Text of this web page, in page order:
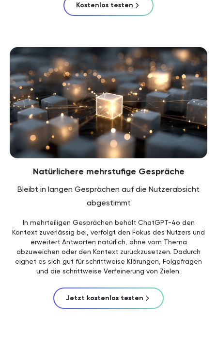
Kostenlos testen
Natürlichere mehrstufige Gespräche
Bleibt in langen Gesprächen auf die Nutzerabsicht
abgestimmt
In mehrteiligen Gesprächen behält ChatGPT-4o den
Kontext zuverlässig bei, verfolgt den Fokus des Nutzers und
erweitert Antworten natürlich, ohne vom Thema
abzuweichen oder den Kontext zurückzusetzen. Dadurch
eignet es sich gut für schrittweise Klärungen, Folgefragen
und die schrittweise Verfeinerung von Zielen.
Jetzt kostenlos testen